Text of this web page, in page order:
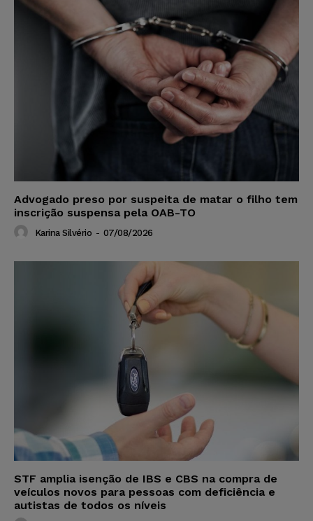
Advogado preso por suspeita de matar o filho tem
inscrição suspensa pela OAB-TO
Karina Silvério - 07/08/2026
STF amplia isenção de IBS e CBS na compra de
veículos novos para pessoas com deficiência e
autistas de todos os níveis